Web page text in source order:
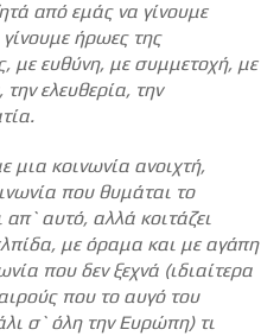
από εμάς να γίνουμε
ήρωες της
με ευθύνη, με συμμετοχή, με
ελευθερία, την
μια κοινωνία ανοιχτή,
που θυμάται το
απ` αυτό, αλλά κοιτάζει
με όραμα και με αγάπη
που δεν ξεχνά (ιδιαίτερα
που το αυγό του
σ` όλη την Ευρώπη) τι